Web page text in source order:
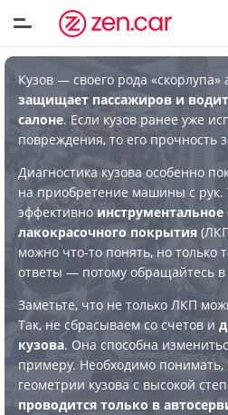
Кузов — своего рода «скорлупа»
защищает пассажиров и
салоне. Если кузов ранее уже
повреждения, то его прочность
Диагностика кузова особенно
на приобретение машины с рук.
эффективно
лакокрасочного покрытия
можно что-то понять, но только
ответы — потому обращайтесь в
Заметьте, что не только ЛКП
Так, не сбрасываем со счетов и
кузова. Она способна
примеру. Необходимо понимать,
геометрии кузова с высокой
проводится только в